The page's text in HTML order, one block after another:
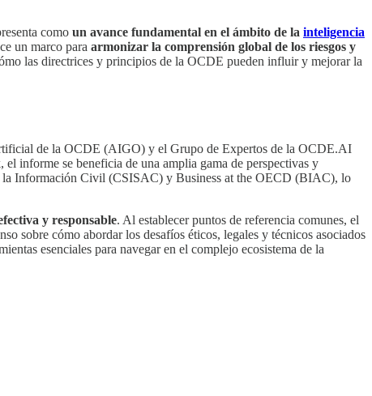
como un avance fundamental en el ámbito de la inteligencia
un marco para armonizar la comprensión global de los riesgos y
las directrices y principios de la OCDE pueden influir y mejorar la
de la OCDE (AIGO) y el Grupo de Expertos de la OCDE.AI
informe se beneficia de una amplia gama de perspectivas y
la Información Civil (CSISAC) y Business at the OECD (BIAC), lo
y responsable. Al establecer puntos de referencia comunes, el
sobre cómo abordar los desafíos éticos, legales y técnicos asociados
esenciales para navegar en el complejo ecosistema de la